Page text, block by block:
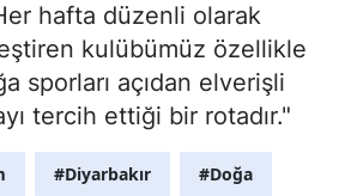
hafta düzenli olarak
kulübümüz özellikle
sporları açıdan elverişli
tercih ettiği bir rotadır."
#Diyarbakır #Doğa